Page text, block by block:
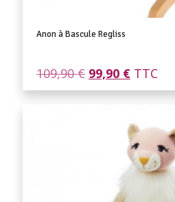
Anon à Bascule Regliss
109,90€ Le
initial
109,90 €.
99,90 €Le
actuel
99,90 €.
TTC